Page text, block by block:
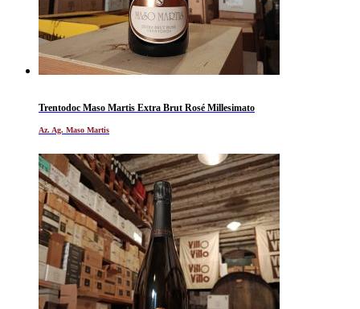
Trentodoc Maso Martis Extra Brut Rosé Millesimato
Az. Ag. Maso Martis